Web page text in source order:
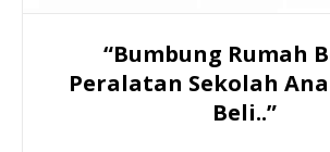
“Bumbung Rumah
Peralatan Sekolah
Beli..”